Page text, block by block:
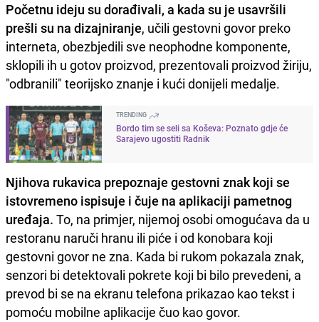
Početnu ideju su dorađivali, a kada su je usavršili
prešli su na dizajniranje, učili gestovni govor preko
interneta, obezbjedili sve neophodne komponente,
sklopili ih u gotov proizvod, prezentovali proizvod žiriju,
"odbranili" teorijsko znanje i kući donijeli medalje.
TRENDING
Bordo tim se seli sa Koševa: Poznato gdje će
Sarajevo ugostiti Radnik
Njihova rukavica prepoznaje gestovni znak koji se
istovremeno ispisuje i čuje na aplikaciji pametnog
uređaja. To, na primjer, nijemoj osobi omogućava da u
restoranu naruči hranu ili piće i od konobara koji
gestovni govor ne zna. Kada bi rukom pokazala znak,
senzori bi detektovali pokrete koji bi bilo prevedeni, a
prevod bi se na ekranu telefona prikazao kao tekst i
pomoću mobilne aplikacije čuo kao govor.